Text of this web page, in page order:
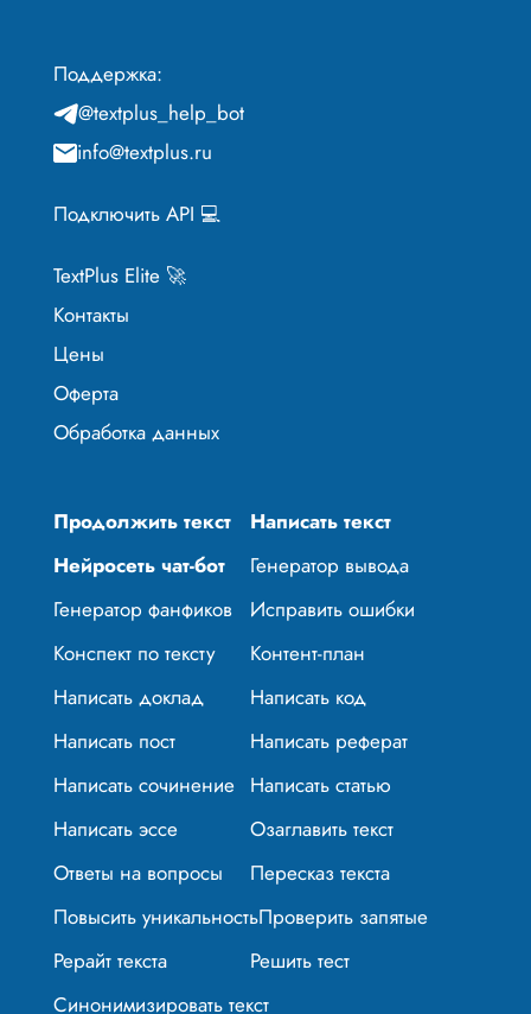
Поддержка:
@textplus_help_bot
info@textplus.ru
Подключить API 💻
TextPlus Elite 🚀
Контакты
Цены
Оферта
Обработка данных
Продолжить текст
Написать текст
Нейросеть чат-бот
Генератор вывода
Генератор фанфиков
Исправить ошибки
Конспект по тексту
Контент-план
Написать доклад
Написать код
Написать пост
Написать реферат
Написать сочинение Написать статью
Написать эссе
Озаглавить текст
Ответы на вопросы
Пересказ текста
Повысить уникальностьПроверить запятые
Рерайт текста
Решить тест
Синонимизировать текст